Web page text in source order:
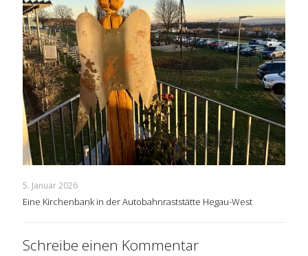
5. Januar 2026
Eine Kirchenbank in der Autobahnraststätte Hegau-West
Schreibe einen Kommentar